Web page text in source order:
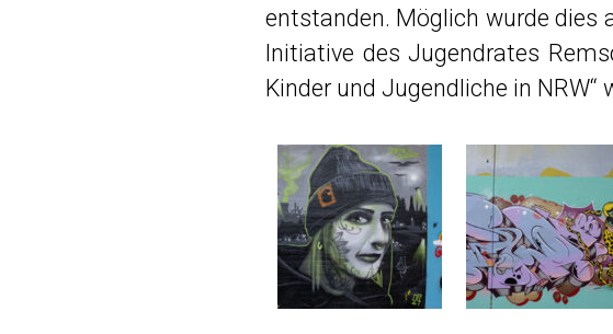
entstanden. Möglich wurde dies
Initiative des Jugendrates
Kinder und Jugendliche in